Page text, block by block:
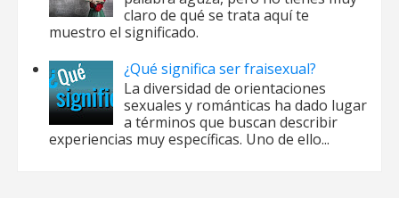
claro de qué se trata aquí te
muestro el significado.
¿Qué significa ser fraisexual?
La diversidad de orientaciones
sexuales y románticas ha dado lugar
a términos que buscan describir
experiencias muy específicas. Uno de ello...